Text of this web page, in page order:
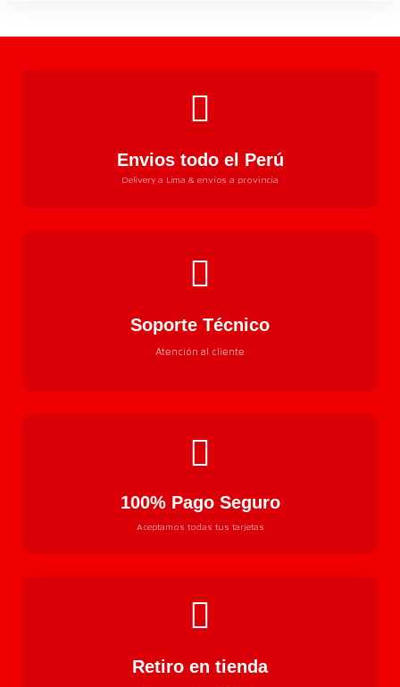
Envios todo el Perú
Delivery a Lima & envios a provincia
Soporte Técnico
Atención al cliente
100% Pago Seguro
Aceptamos todas tus tarjetas
Retiro en tienda